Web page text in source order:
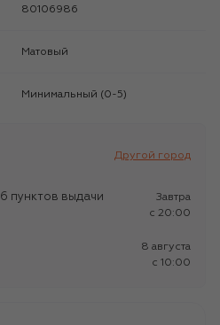
80106986
Матовый
Минимальный (0-5)
Другой город
пунктов выдачи
Завтра
c 20:00
8 августа
c 10:00